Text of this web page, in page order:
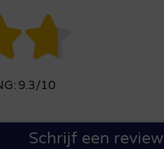

9.3/10
Schrijf een review